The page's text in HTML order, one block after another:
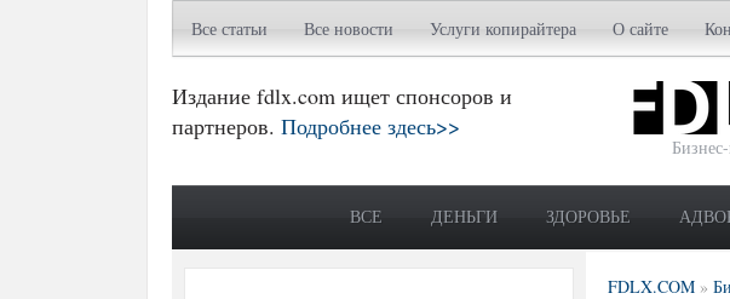
Все статьи Все новости Услуги копирайтера О сайте
Издание fdlx.com ищет спонсоров и
партнеров. Подробнее здесь>>
ВСЕ ДЕНЬГИ ЗДОРОВЬЕ
FDLX.COM »